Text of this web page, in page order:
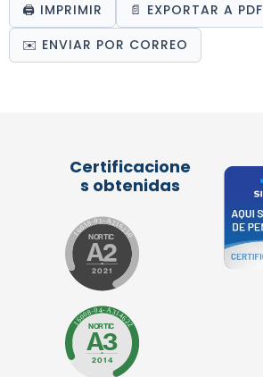
🖨️ IMPRIMIR
📄 EXPORTAR A PDF
✉️ ENVIAR POR CORREO
Certificacione
s obtenidas